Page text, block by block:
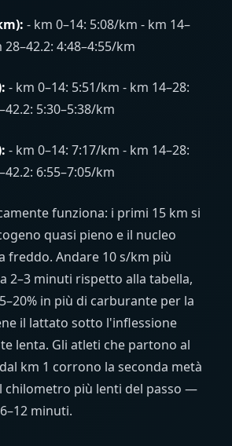
- km 0–14: 5:08/km - km 14–
4:48–4:55/km
- km 0–14: 5:51/km - km 14–28:
5:30–5:38/km
- km 0–14: 7:17/km - km 14–28:
6:55–7:05/km
funziona: i primi 15 km si
quasi pieno e il nucleo
freddo. Andare 10 s/km più
2–3 minuti rispetto alla tabella,
in più di carburante per la
il lattato sotto l'inflessione
lenta. Gli atleti che partono al
km 1 corrono la seconda metà
chilometro più lenti del passo —
minuti.